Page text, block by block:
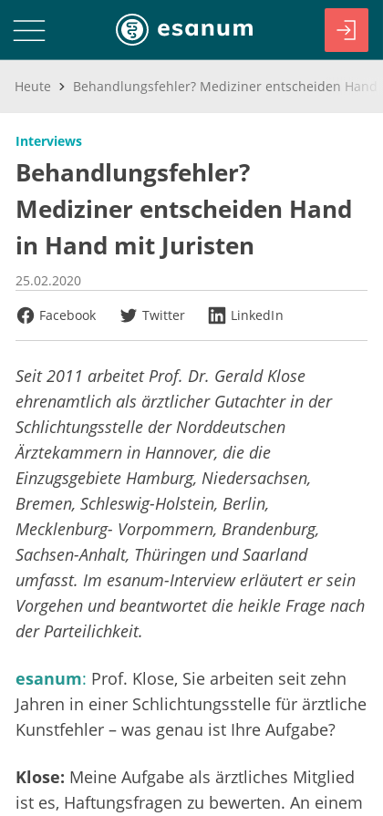
Heute
Interviews
Behandlungsfehler?
Mediziner entscheiden Hand
in Hand mit Juristen
25.02.2020
Facebook
Twitter LinkedIn
Seit 2011 arbeitet Prof. Dr. Gerald Klose
ehrenamtlich als ärztlicher Gutachter in der
Schlichtungsstelle der Norddeutschen
Ärztekammern in Hannover, die die
Einzugsgebiete Hamburg, Niedersachsen,
Bremen, Schleswig-Holstein, Berlin,
Mecklenburg- Vorpommern, Brandenburg,
Sachsen-Anhalt, Thüringen und Saarland
umfasst. Im esanum-Interview erläutert er sein
Vorgehen und beantwortet die heikle Frage nach
der Parteilichkeit.
esanum: Prof. Klose, Sie arbeiten seit zehn
Jahren in einer Schlichtungsstelle für ärztliche
Kunstfehler – was genau ist Ihre Aufgabe?
Klose: Meine Aufgabe als ärztliches Mitglied
ist es, Haftungsfragen zu bewerten. An einem